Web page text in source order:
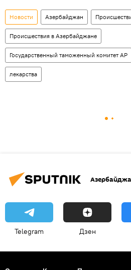
Новости Азербайджан
Происшествия в Азербайджане
Государственный таможенный комитет АР
лекарства
Telegram Дзен